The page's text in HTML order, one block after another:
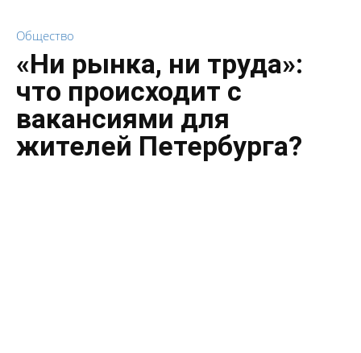
Общество
«Ни рынка, ни труда»:
что происходит с
вакансиями для
жителей Петербурга?